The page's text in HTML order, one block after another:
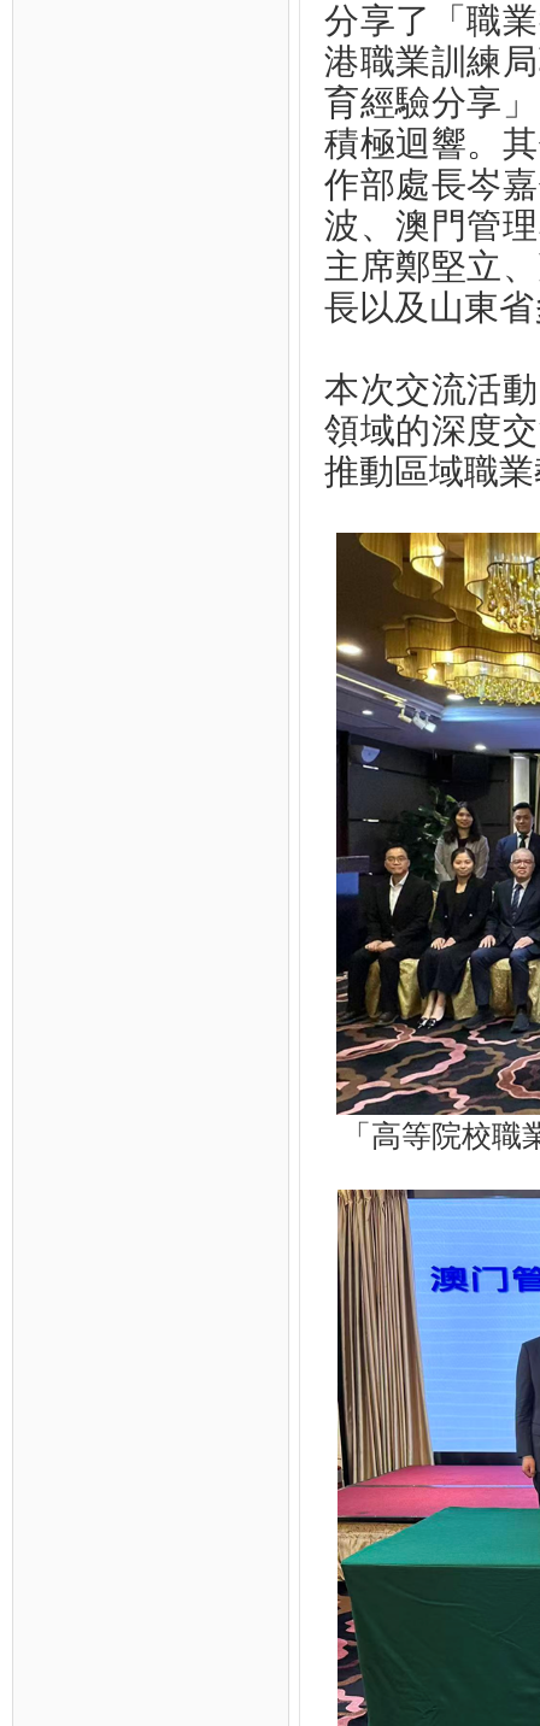
分享了「職
港職業訓練
育經驗分享
積極迴響。
作部處長岑
波、澳門管
主席鄭堅立
長以及山東
本次交流活
領域的深度
推動區域職
「高等院校